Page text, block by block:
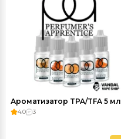
Ароматизатор TPA/TFA 5 мл
4.0 3